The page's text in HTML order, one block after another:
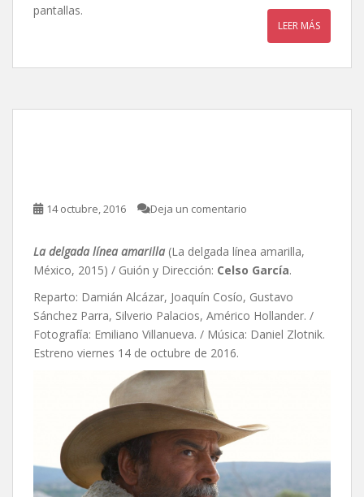
pantallas.
LEER MÁS
14 octubre, 2016 Deja un comentario
La delgada línea amarilla (La delgada línea amarilla,
México, 2015) / Guión y Dirección: Celso García.
Reparto: Damián Alcázar, Joaquín Cosío, Gustavo
Sánchez Parra, Silverio Palacios, Américo Hollander. /
Fotografía: Emiliano Villanueva. / Música: Daniel Zlotnik.
Estreno viernes 14 de octubre de 2016.